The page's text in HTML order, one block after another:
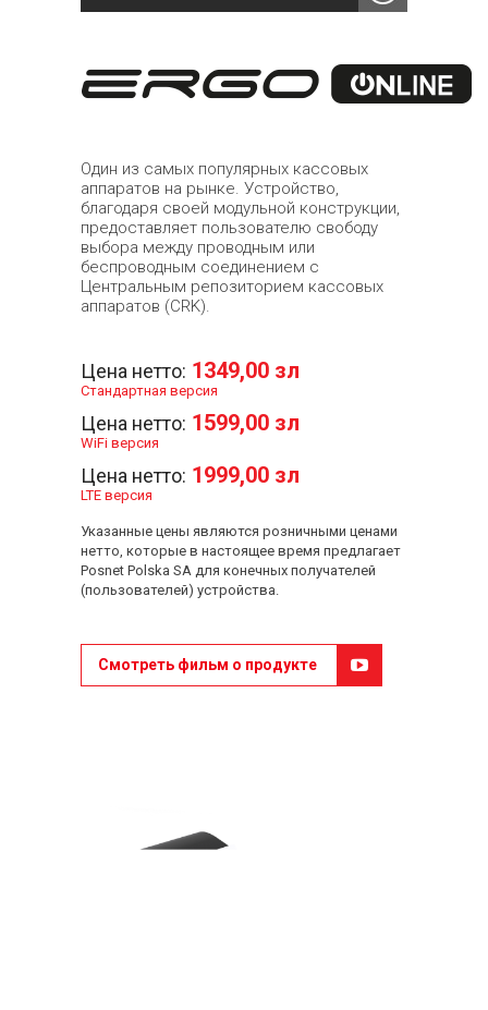
Один из самых популярных кассовых
аппаратов на рынке. Устройство,
благодаря своей модульной конструкции,
предоставляет пользователю свободу
выбора между проводным или
беспроводным соединением с
Центральным репозиторием кассовых
аппаратов (CRK).
Цена нетто: 1349,00 зл
Стандартная версия
Цена нетто: 1599,00 зл
WiFi версия
Цена нетто: 1999,00 зл
LTE версия
Указанные цены являются розничными ценами
нетто, которые в настоящее время предлагает
Posnet Polska SA для конечных получателей
(пользователей) устройства.
Смотреть фильм о продукте